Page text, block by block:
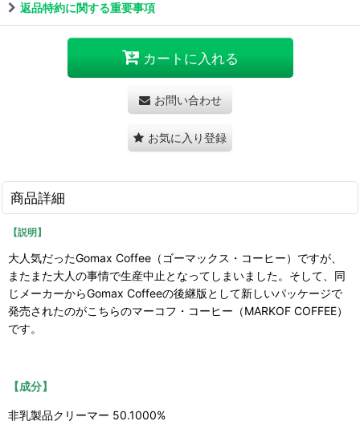
返品特約に関する重要事項
カートに入れる
お問い合わせ
お気に入り登録
商品詳細
【説明】
大人気だったGomax Coffee（ゴーマックス・コーヒー）ですが、
またまた大人の事情で生産中止となってしまいました。そして、同
じメーカーからGomax Coffeeの後継版として新しいパッケージで
発売されたのがこちらのマーコフ・コーヒー（MARKOF COFFEE）
です。
【成分】
非乳製品クリーマー 50.1000%